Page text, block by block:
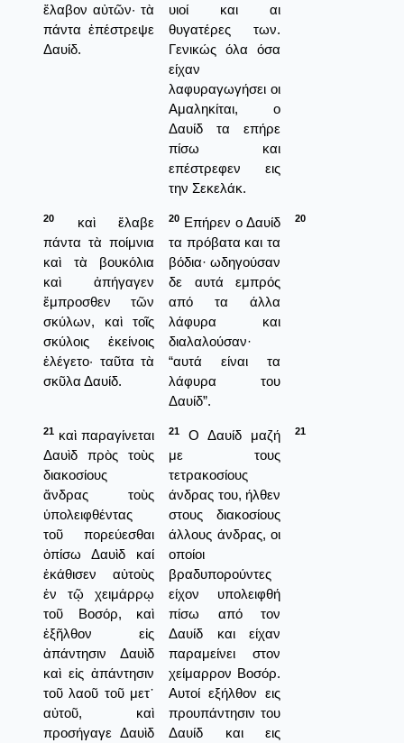
ἔλαβον αὐτῶν· τὰ
πάντα ἐπέστρεψε
Δαυίδ.
υιοί και αι
θυγατέρες των.
Γενικώς όλα όσα
είχαν
λαφυραγωγήσει οι
Αμαληκίται, ο
Δαυίδ τα επήρε
πίσω και
επέστρεφεν εις
την Σεκελάκ.
20
καὶ ἔλαβε
πάντα τὰ ποίμνια
καὶ τὰ βουκόλια
καὶ ἀπήγαγεν
ἔμπροσθεν τῶν
σκύλων, καὶ τοῖς
σκύλοις ἐκείνοις
ἐλέγετο· ταῦτα τὰ
σκῦλα Δαυίδ.
20 Επήρεν ο Δαυίδ
τα πρόβατα και τα
βόδια· ωδηγούσαν
δε αυτά εμπρός
από τα άλλα
λάφυρα και
διαλαλούσαν·
“αυτά είναι τα
λάφυρα του
Δαυίδ”.
20
21 καὶ παραγίνεται
Δαυὶδ πρὸς τοὺς
διακοσίους
ἄνδρας τοὺς
ὑπολειφθέντας
τοῦ πορεύεσθαι
ὀπίσω Δαυὶδ καί
ἐκάθισεν αὐτοὺς
ἐν τῷ χειμάρρῳ
τοῦ Βοσόρ, καὶ
ἐξῆλθον εἰς
ἀπάντησιν Δαυὶδ
καὶ εἰς ἀπάντησιν
τοῦ λαοῦ τοῦ μετ᾿
αὐτοῦ, καὶ
προσήγαγε Δαυὶδ
21
Ο Δαυίδ μαζή
με τους
τετρακοσίους
άνδρας του, ήλθεν
στους διακοσίους
άλλους άνδρας, οι
οποίοι
βραδυπορούντες
είχον υπολειφθή
πίσω από τον
Δαυίδ και είχαν
παραμείνει στον
χείμαρρον Βοσόρ.
Αυτοί εξήλθον εις
προυπάντησιν του
Δαυίδ και εις
21